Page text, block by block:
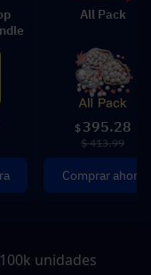
All Pack
$ 395.28
$ 413.99
Comprar ahora
unidades